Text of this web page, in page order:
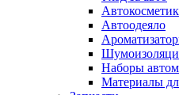
Автоодеяло
Наборы
Материалы